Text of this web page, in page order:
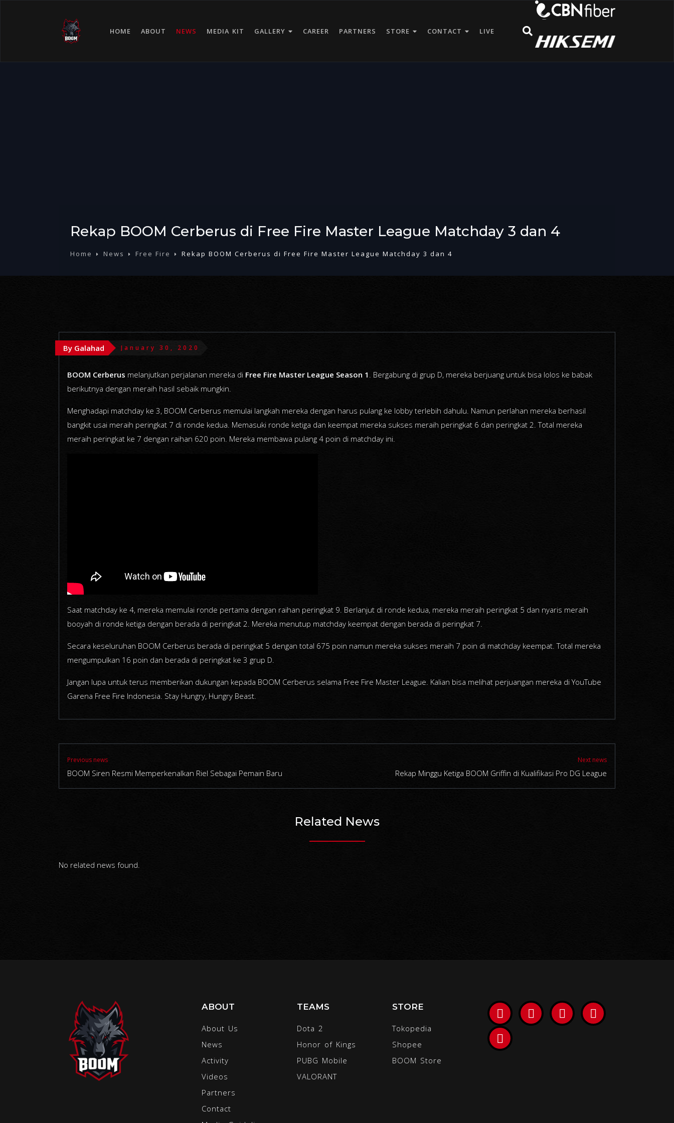
HOME ABOUT NEWS MEDIA KIT GALLERY CAREER PARTNERS STORE CONTACT LIVE
Rekap BOOM Cerberus di Free Fire Master League Matchday 3 dan 4
Home News Free Fire Rekap BOOM Cerberus di Free Fire Master League Matchday 3 dan 4
By Galahad January 30, 2020
BOOM Cerberus melanjutkan perjalanan mereka di Free Fire Master League Season 1 . Bergabung di grup D, mereka berjuang untuk bisa lolos ke babak
berikutnya dengan meraih hasil sebaik mungkin.
Menghadapi matchday ke 3, BOOM Cerberus memulai langkah mereka dengan harus pulang ke lobby terlebih dahulu. Namun perlahan mereka berhasil
bangkit usai meraih peringkat 7 di ronde kedua. Memasuki ronde ketiga dan keempat mereka sukses meraih peringkat 6 dan peringkat 2. Total mereka
meraih peringkat ke 7 dengan raihan 620 poin. Mereka membawa pulang 4 poin di matchday ini.
Saat matchday ke 4, mereka memulai ronde pertama dengan raihan peringkat 9. Berlanjut di ronde kedua, mereka meraih peringkat 5 dan nyaris meraih
booyah di ronde ketiga dengan berada di peringkat 2. Mereka menutup matchday keempat dengan berada di peringkat 7.
Secara keseluruhan BOOM Cerberus berada di peringkat 5 dengan total 675 poin namun mereka sukses meraih 7 poin di matchday keempat. Total mereka
mengumpulkan 16 poin dan berada di peringkat ke 3 grup D.
Jangan lupa untuk terus memberikan dukungan kepada BOOM Cerberus selama Free Fire Master League. Kalian bisa melihat perjuangan mereka di YouTube
Garena Free Fire Indonesia. Stay Hungry, Hungry Beast.
Previous news
BOOM Siren Resmi Memperkenalkan Riel Sebagai Pemain Baru
Next news
Rekap Minggu Ketiga BOOM Griffin di Kualifikasi Pro DG League
Related News
No related news found.
ABOUT
About Us
News
Activity
Videos
Partners
Contact
TEAMS
Dota 2
Honor of Kings
PUBG Mobile
VALORANT
STORE
Tokopedia
Shopee
BOOM Store